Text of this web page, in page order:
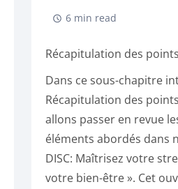
6 min read
Récapitulation des
Dans ce sous-chapitre
Récapitulation des
allons passer en revue
éléments abordés dans
DISC: Maîtrisez votre
votre bien-être ». Cet